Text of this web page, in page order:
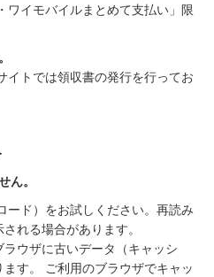
ワイモバイルまとめて支払い」限
イトでは領収書の発行を行ってお
ん。
ード）をお試しください。再読み
れる場合があります。
ウザに古いデータ（キャッシ
す。 ご利用のブラウザでキャッ